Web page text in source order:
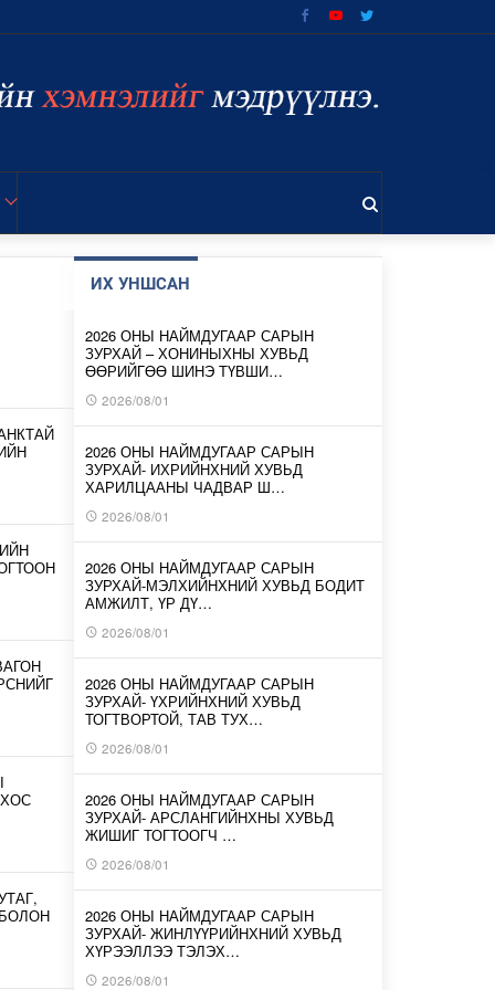
ИХ УНШСАН
2026 ОНЫ НАЙМДУГААР САРЫН
ЗУРХАЙ – ХОНИНЫХНЫ ХУВЬД
ӨӨРИЙГӨӨ ШИНЭ ТҮВШИ…
2026/08/01
2026 ОНЫ НАЙМДУГААР САРЫН
ЗУРХАЙ- ИХРИЙНХНИЙ ХУВЬД
ХАРИЛЦААНЫ ЧАДВАР Ш…
2026/08/01
2026 ОНЫ НАЙМДУГААР САРЫН
ЗУРХАЙ-МЭЛХИЙНХНИЙ ХУВЬД БОДИТ
АМЖИЛТ, ҮР ДҮ…
2026/08/01
2026 ОНЫ НАЙМДУГААР САРЫН
ЗУРХАЙ- ҮХРИЙНХНИЙ ХУВЬД
ТОГТВОРТОЙ, ТАВ ТУХ…
2026/08/01
2026 ОНЫ НАЙМДУГААР САРЫН
ЗУРХАЙ- АРСЛАНГИЙНХНЫ ХУВЬД
ЖИШИГ ТОГТООГЧ …
2026/08/01
2026 ОНЫ НАЙМДУГААР САРЫН
ЗУРХАЙ- ЖИНЛҮҮРИЙНХНИЙ ХУВЬД
ХҮРЭЭЛЛЭЭ ТЭЛЭХ…
2026/08/01